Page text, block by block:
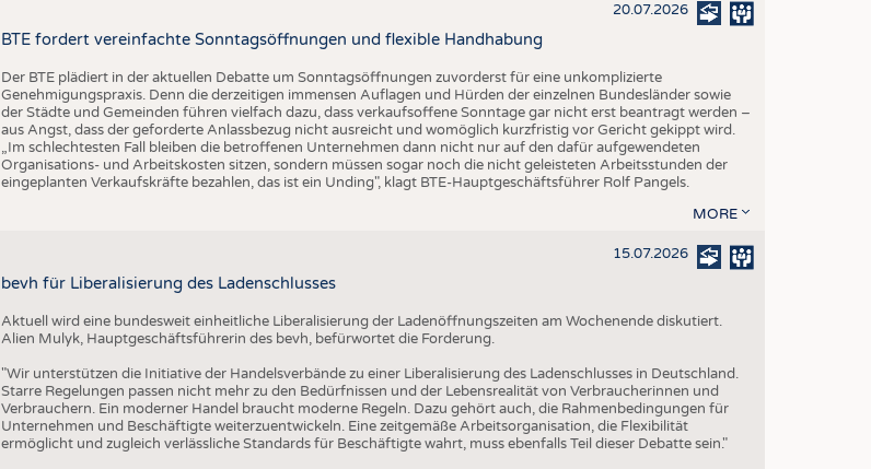
20.07.2026
BTE fordert vereinfachte Sonntagsöffnungen und flexible Handhabung
Der BTE plädiert in der aktuellen Debatte um Sonntagsöffnungen zuvorderst für eine unkomplizierte
Genehmigungspraxis. Denn die derzeitigen immensen Auflagen und Hürden der einzelnen Bundesländer sowie
der Städte und Gemeinden führen vielfach dazu, dass verkaufsoffene Sonntage gar nicht erst beantragt werden –
aus Angst, dass der geforderte Anlassbezug nicht ausreicht und womöglich kurzfristig vor Gericht gekippt wird.
„Im schlechtesten Fall bleiben die betroffenen Unternehmen dann nicht nur auf den dafür aufgewendeten
Organisations- und Arbeitskosten sitzen, sondern müssen sogar noch die nicht geleisteten Arbeitsstunden der
eingeplanten Verkaufskräfte bezahlen, das ist ein Unding", klagt BTE-Hauptgeschäftsführer Rolf Pangels.
MORE
15.07.2026
bevh für Liberalisierung des Ladenschlusses
Aktuell wird eine bundesweit einheitliche Liberalisierung der Ladenöffnungszeiten am Wochenende diskutiert.
Alien Mulyk, Hauptgeschäftsführerin des bevh, befürwortet die Forderung.
"Wir unterstützen die Initiative der Handelsverbände zu einer Liberalisierung des Ladenschlusses in Deutschland.
Starre Regelungen passen nicht mehr zu den Bedürfnissen und der Lebensrealität von Verbraucherinnen und
Verbrauchern. Ein moderner Handel braucht moderne Regeln. Dazu gehört auch, die Rahmenbedingungen für
Unternehmen und Beschäftigte weiterzuentwickeln. Eine zeitgemäße Arbeitsorganisation, die Flexibilität
ermöglicht und zugleich verlässliche Standards für Beschäftigte wahrt, muss ebenfalls Teil dieser Debatte sein."